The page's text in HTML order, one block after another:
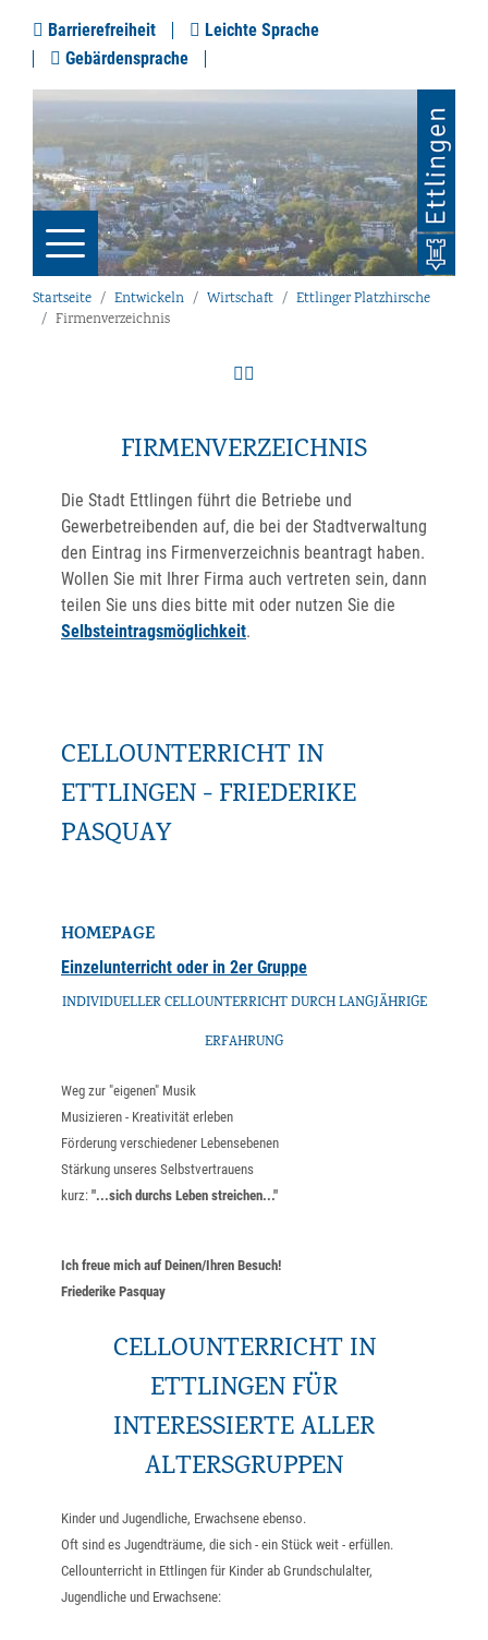
Barrierefreiheit
Leichte Sprache
Gebärdensprache
Startseite Entwickeln Wirtschaft
Ettlinger Platzhirsche
Firmenverzeichnis
FIRMENVERZEICHNIS
Die Stadt Ettlingen führt die Betriebe und
Gewerbetreibenden auf, die bei der Stadtverwaltung
den Eintrag ins Firmenverzeichnis beantragt haben.
Wollen Sie mit Ihrer Firma auch vertreten sein, dann
teilen Sie uns dies bitte mit oder nutzen Sie die
Selbsteintragsmöglichkeit.
CELLOUNTERRICHT IN
ETTLINGEN - FRIEDERIKE
PASQUAY
HOMEPAGE
Einzelunterricht oder in 2er Gruppe
INDIVIDUELLER CELLOUNTERRICHT DURCH LANGJÄHRIGE
ERFAHRUNG
Weg zur "eigenen" Musik
Musizieren - Kreativität erleben
Förderung verschiedener Lebensebenen
Stärkung unseres Selbstvertrauens
kurz: "...sich durchs Leben streichen..."
Ich freue mich auf Deinen/Ihren Besuch!
Friederike Pasquay
CELLOUNTERRICHT IN
ETTLINGEN FÜR
INTERESSIERTE ALLER
ALTERSGRUPPEN
Kinder und Jugendliche, Erwachsene ebenso.
Oft sind es Jugendträume, die sich - ein Stück weit - erfüllen.
Cellounterricht in Ettlingen für Kinder ab Grundschulalter,
Jugendliche und Erwachsene: